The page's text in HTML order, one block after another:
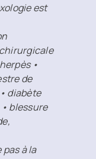
est
•
de
diabète
blessure
à la